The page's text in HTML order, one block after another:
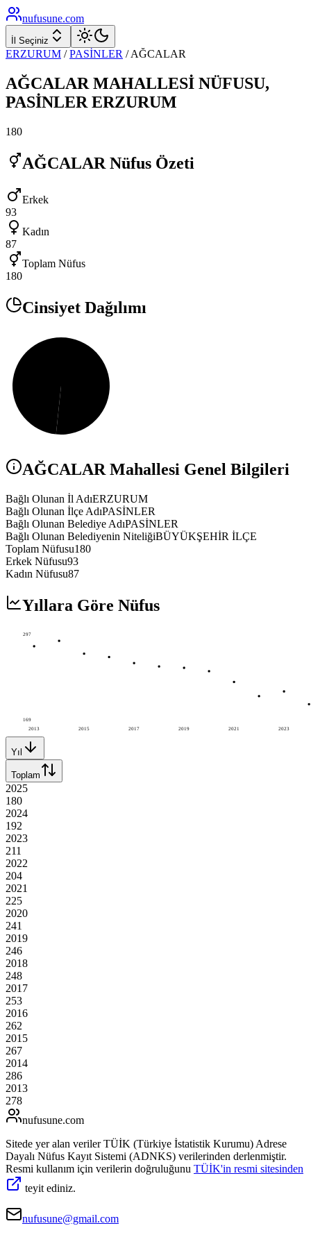
nufusune.com
İl Seçiniz
ERZURUM / PASİNLER /AĞCALAR
AĞCALAR MAHALLESİ NÜFUSU,
PASİNLER ERZURUM
180
AĞCALAR Nüfus Özeti
Erkek
93
Kadın
87
Toplam Nüfus
180
Cinsiyet Dağılımı
AĞCALARMahallesi Genel Bilgileri
Bağlı Olunan İl AdıERZURUM
Bağlı Olunan İlçe AdıPASİNLER
Bağlı Olunan Belediye AdıPASİNLER
Bağlı Olunan Belediyenin NiteliğiBÜYÜKŞEHİR İLÇE
Toplam Nüfusu180
Erkek Nüfusu93
Kadın Nüfusu87
Yıllara Göre Nüfus
2013 2015 2017 2019 2021 2023
297
169
Yıl
Toplam
2025
180
2024
192
2023
211
2022
204
2021
225
2020
241
2019
246
2018
248
2017
253
2016
262
2015
267
2014
286
2013
278
nufusune.com
Sitede yer alan veriler TÜİK (Türkiye İstatistik Kurumu) Adrese
Dayalı Nüfus Kayıt Sistemi (ADNKS) verilerinden derlenmiştir.
Resmi kullanım için verilerin doğruluğunu TÜİK'in resmi sitesinden
teyit ediniz.
nufusune@gmail.com